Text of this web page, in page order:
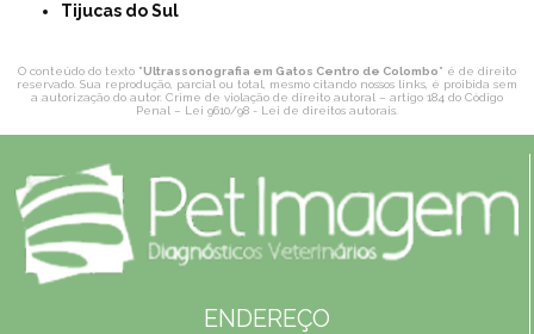
Tijucas do Sul
O conteúdo do texto "Ultrassonografia em Gatos Centro de Colombo" é de direito
reservado. Sua reprodução, parcial ou total, mesmo citando nossos links, é proibida sem
a autorização do autor. Crime de violação de direito autoral – artigo 184 do Código
Penal – Lei 9610/98 - Lei de direitos autorais
ENDEREÇO